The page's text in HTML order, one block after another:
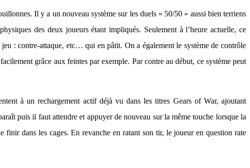
Il y a un nouveau système sur les duels « 50/50 » aussi bien terriens
des deux joueurs étant impliqués. Seulement à l’heure actuelle, ce
: contre-attaque, etc… qui en pâtit. On a également le système de contrôle
grâce aux feintes par exemple. Par contre au début, ce système peut
à un rechargement actif déjà vu dans les titres Gears of War, ajoutant
puis il faut attendre et appuyer de nouveau sur la même touche lorsque la
dans les cages. En revanche en ratant son tir, le joueur en question rate